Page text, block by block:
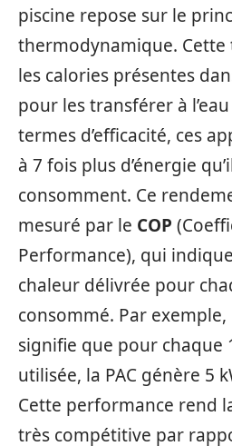
piscine repose sur le
thermodynamique. Cette
les calories présentes
pour les transférer à
termes d’efficacité, ces
à 7 fois plus d’énergie
consomment. Ce
mesuré par le COP
Performance), qui
chaleur délivrée pour
consommé. Par exemple,
signifie que pour chaque
utilisée, la PAC génère 5
Cette performance rend
très compétitive par